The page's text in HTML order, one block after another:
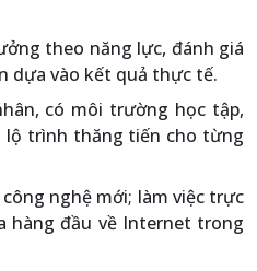
theo năng lực, đánh giá
dựa vào kết quả thực tế.
có môi trường học tập,
lộ trình thăng tiến cho từng
nghệ mới; làm việc trực
hàng đầu về Internet trong